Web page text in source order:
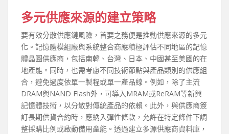
多元供應來源的建立策略
要有效分散供應鏈風險，首要之務便是推動供應來源的多元
化。記憶體模組廠與系統整合商應積極評估不同地區的記憶
體晶圓供應商，包括南韓、台灣、日本、中國甚至美國的在
地產能。同時，也需考慮不同技術節點與產品類別的供應組
合，避免過度依單一製程或單一產品線。例如，除了主流
DRAM與NAND Flash外，可導入MRAM或ReRAM等新興
記憶體技術，以分散對傳統產品的依賴。此外，與供應商簽
訂長期供貨合約時，應納入彈性條款，允許在特定條件下調
整採購比例或啟動備用產能。透過建立多源供應商資料庫，